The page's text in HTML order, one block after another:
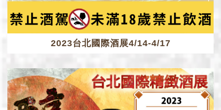
2023台北國際酒展4/14-4/17